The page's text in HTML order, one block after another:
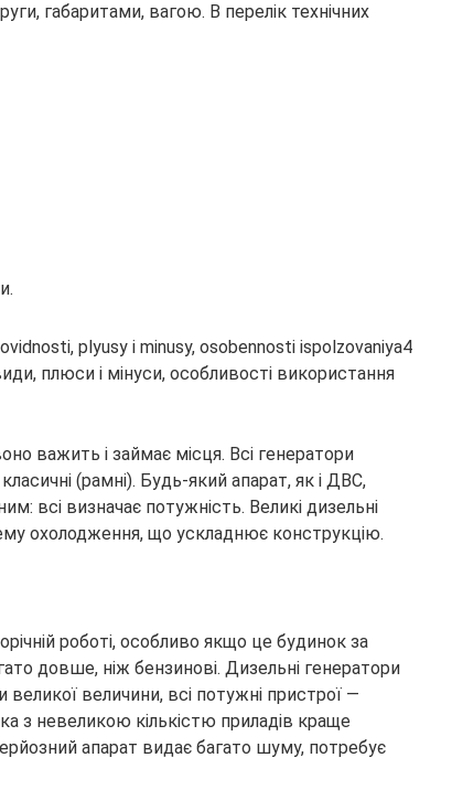
габаритами, вагою. В перелік технічних
важить і займає місця. Всі генератори
(рамні). Будь-який апарат, як і ДВС,
всі визначає потужність. Великі дизельні
охолодження, що ускладнює конструкцію.
роботі, особливо якщо це будинок за
довше, ніж бензинові. Дизельні генератори
великої величини, всі потужні пристрої —
з невеликою кількістю приладів краще
апарат видає багато шуму, потребує